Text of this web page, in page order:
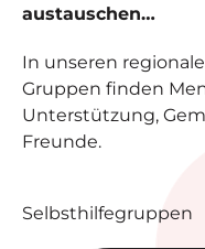
austauschen…
In unseren
Gruppen finden
Unterstützung,
Freunde.
Selbsthilfegruppen